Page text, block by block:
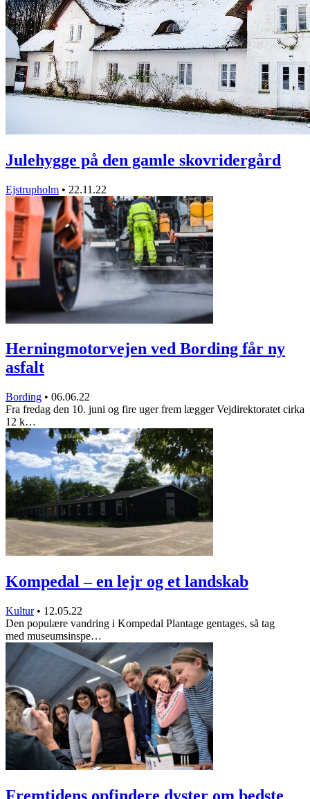
Julehygge på den gamle skovridergård
Ejstrupholm • 22.11.22
Herningmotorvejen ved Bording får ny
asfalt
Bording • 06.06.22
Fra fredag den 10. juni og fire uger frem lægger Vejdirektoratet cirka
12 k…
Kompedal – en lejr og et landskab
Kultur • 12.05.22
Den populære vandring i Kompedal Plantage gentages, så tag
med museumsinspe…